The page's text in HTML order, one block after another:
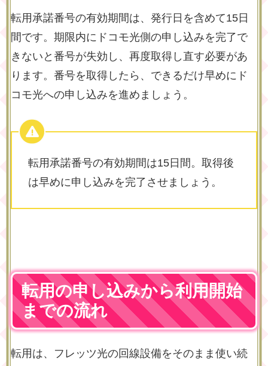
転用承諾番号の有効期間は、発行日を含めて15日
間です。期限内にドコモ光側の申し込みを完了で
きないと番号が失効し、再度取得し直す必要があ
ります。番号を取得したら、できるだけ早めにド
コモ光への申し込みを進めましょう。
転用承諾番号の有効期間は15日間。取得後
は早めに申し込みを完了させましょう。
転用の申し込みから利用開始
までの流れ
転用は、フレッツ光の回線設備をそのまま使い続